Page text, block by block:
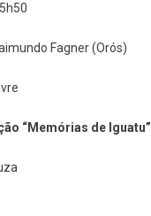
Fagner (Orós)
“Memórias de Iguatu”